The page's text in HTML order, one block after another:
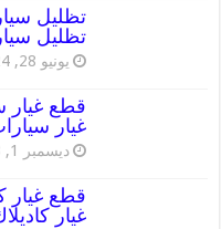
تظليل
يونيو 28, 2024
غيار
ديسمبر 1, 2023
غيار